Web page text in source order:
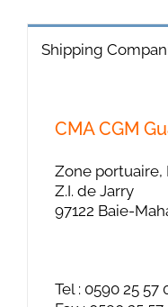
Shipping
CMA CGM
Zone portuaire,
Z.I. de Jarry
97122 Baie-
Tel : 0590 25 57